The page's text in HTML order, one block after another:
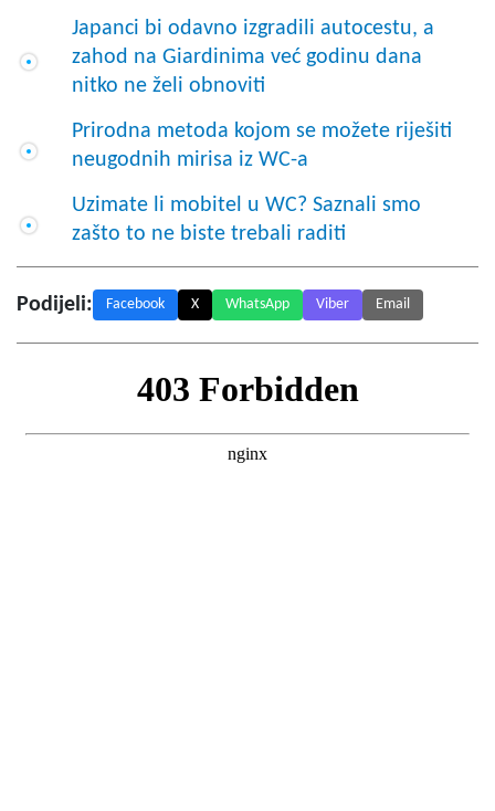
Japanci bi odavno izgradili autocestu, a
zahod na Giardinima već godinu dana
nitko ne želi obnoviti
Prirodna metoda kojom se možete riješiti
neugodnih mirisa iz WC-a
Uzimate li mobitel u WC? Saznali smo
zašto to ne biste trebali raditi
Podijeli: Facebook X WhatsApp Viber Email